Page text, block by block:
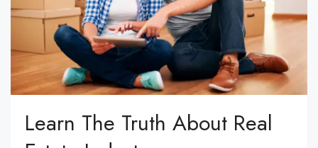
Learn The Truth About Real